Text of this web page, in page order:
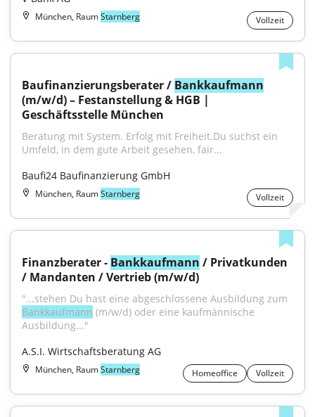
München, RaumStarnberg Vollzeit
Baufinanzierungsberater / Bankkaufmann
(m/w/d) – Festanstellung & HGB |
Geschäftsstelle München
Beratung mit System. Erfolg mit Freiheit.Du suchst ein
Umfeld, in dem gute Arbeit gesehen, fair...
Baufi24 Baufinanzierung GmbH
München, RaumStarnberg Vollzeit
Finanzberater - Bankkaufmann / Privatkunden
/ Mandanten / Vertrieb (m/w/d)
Bankkaufmann (m/w/d) oder eine kaufmännische
Ausbildung..."
A.S.I. Wirtschaftsberatung AG
München, RaumStarnberg Homeoffice Vollzeit